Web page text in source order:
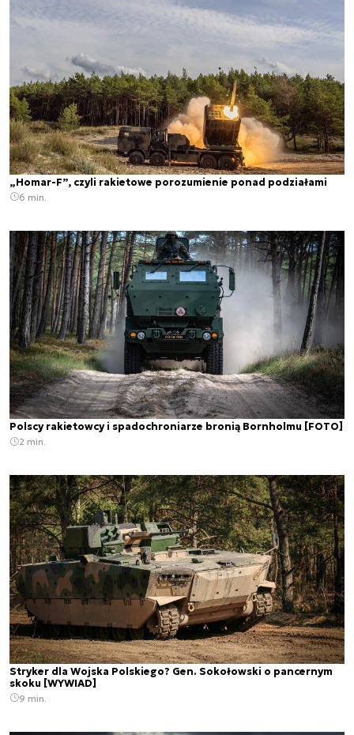
„Homar-F”, czyli rakietowe porozumienie ponad podziałami
6 min.
Polscy rakietowcy i spadochroniarze bronią Bornholmu [FOTO]
2 min.
Stryker dla Wojska Polskiego? Gen. Sokołowski o pancernym
skoku [WYWIAD]
9 min.